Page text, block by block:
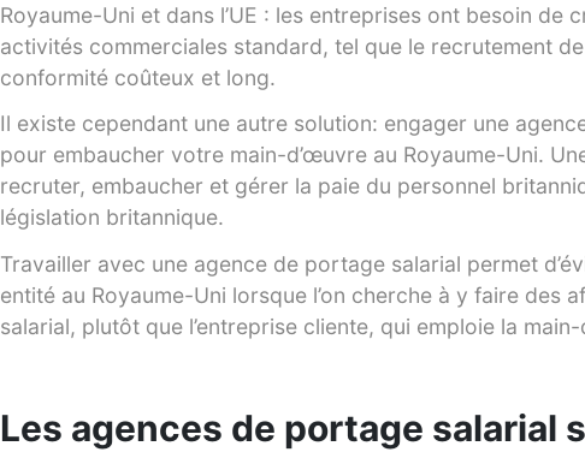
Royaume-Uni et dans l’UE : les entreprises ont besoin de
activités commerciales standard, tel que le recrutement
conformité coûteux et long.
Il existe cependant une autre solution: engager une
pour embaucher votre main-d’œuvre au Royaume-Uni.
recruter, embaucher et gérer la paie du personnel
législation britannique.
Travailler avec une agence de portage salarial permet
entité au Royaume-Uni lorsque l’on cherche à y faire des
salarial, plutôt que l’entreprise cliente, qui emploie la
Les agences de portage salarial